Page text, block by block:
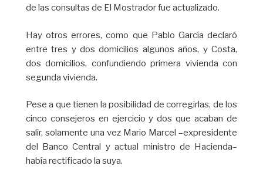
de las consultas de El Mostrador fue actualizado.
Hay otros errores, como que Pablo García declaró
entre tres y dos domicilios algunos años, y Costa,
dos domicilios, confundiendo primera vivienda con
segunda vivienda.
Pese a que tienen la posibilidad de corregirlas, de los
cinco consejeros en ejercicio y dos que acaban de
salir, solamente una vez Mario Marcel –expresidente
del Banco Central y actual ministro de Hacienda–
había rectificado la suya.